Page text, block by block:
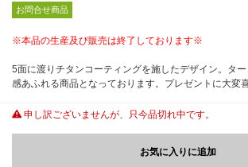
お問合せ商品
※本品の生産及び販売は終了しております※
5面に渡りチタンコーティングを施したデザイン。タ
感あふれる商品となっております。プレゼントに大変
申し訳ございませんが、只今品切れ中です。
お気に入りに追加